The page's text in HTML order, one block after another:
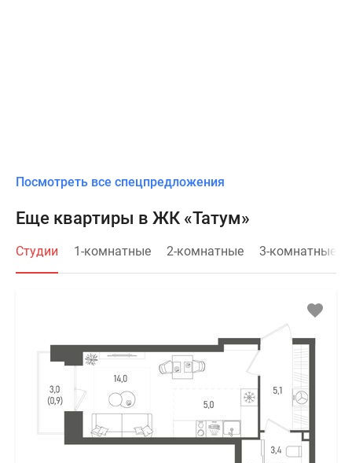
Посмотреть все спецпредложения
Еще квартиры в ЖК «Татум»
Студии 1-комнатные 2-комнатные 3-комнатные